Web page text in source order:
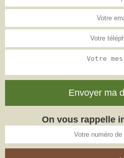
On vous rappelle